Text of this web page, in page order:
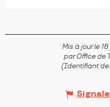
Mis à jour le
par Office de
(Identifiant de